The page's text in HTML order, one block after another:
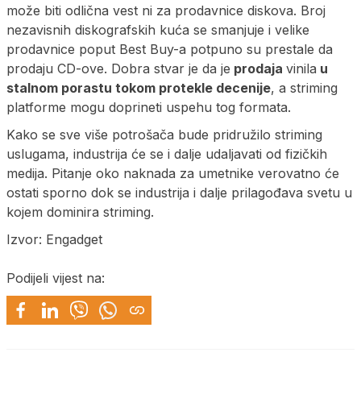
može biti odlična vest ni za prodavnice diskova. Broj
nezavisnih diskografskih kuća se smanjuje i velike
prodavnice poput Best Buy-a potpuno su prestale da
prodaju CD-ove. Dobra stvar je da je prodaja vinila u
stalnom porastu tokom protekle decenije, a striming
platforme mogu doprineti uspehu tog formata.
Kako se sve više potrošača bude pridružilo striming
uslugama, industrija će se i dalje udaljavati od fizičkih
medija. Pitanje oko naknada za umetnike verovatno će
ostati sporno dok se industrija i dalje prilagođava svetu u
kojem dominira striming.
Izvor: Engadget
Podijeli vijest na: